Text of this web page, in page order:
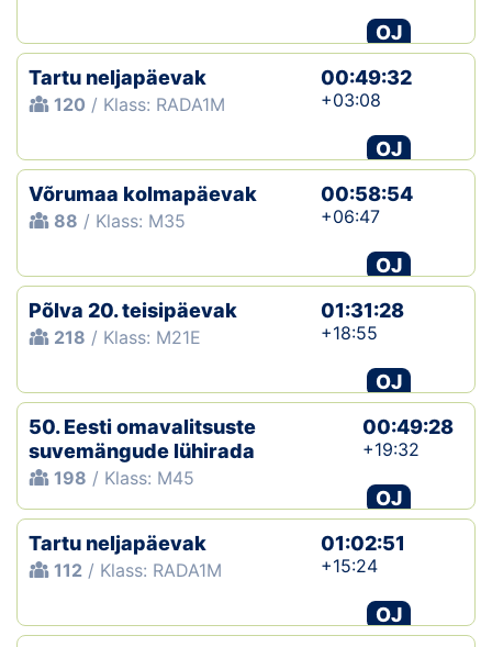
OJ
Tartu neljapäevak
120 / Klass: RADA1M
00:49:32
+03:08
OJ
Võrumaa kolmapäevak
88 / Klass: M35
00:58:54
+06:47
OJ
Põlva 20. teisipäevak
218 / Klass: M21E
01:31:28
+18:55
OJ
50. Eesti omavalitsuste
suvemängude lühirada
198 / Klass: M45
00:49:28
+19:32
OJ
Tartu neljapäevak
112 / Klass: RADA1M
01:02:51
+15:24
OJ